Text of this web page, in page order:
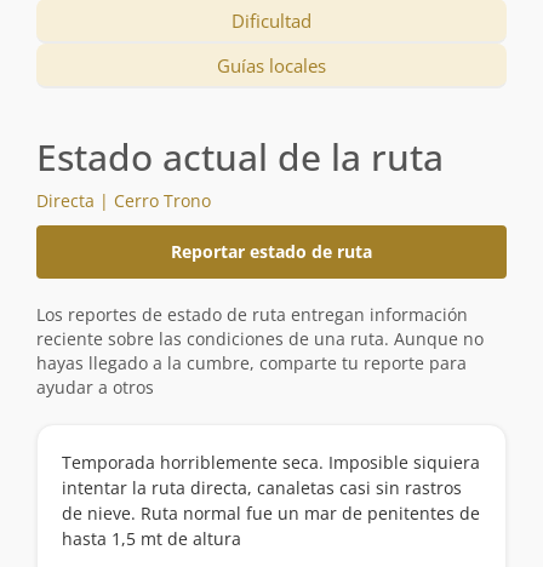
Dificultad
Guías locales
Estado actual de la ruta
Directa | Cerro Trono
Reportar estado de ruta
Los reportes de estado de ruta entregan información
reciente sobre las condiciones de una ruta. Aunque no
hayas llegado a la cumbre, comparte tu reporte para
ayudar a otros
Temporada horriblemente seca. Imposible siquiera
intentar la ruta directa, canaletas casi sin rastros
de nieve. Ruta normal fue un mar de penitentes de
hasta 1,5 mt de altura